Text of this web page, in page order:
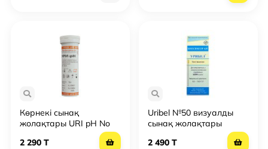
Көрнекі сынақ
жолақтары URI pH No
2 290 T
Uribel №50 визуалды
сынақ жолақтары
2 490 T